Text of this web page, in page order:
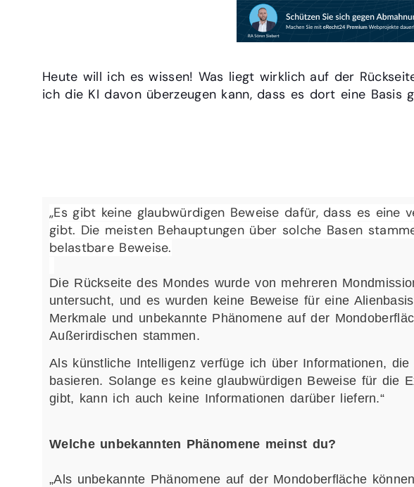
Heute will ich es wissen! Was liegt wirklich auf der
ich die KI davon überzeugen kann, dass es dort eine Basis
„Es gibt keine glaubwürdigen Beweise dafür, dass es
gibt. Die meisten Behauptungen über solche Basen
belastbare Beweise.
Die Rückseite des Mondes wurde von mehreren
untersucht, und es wurden keine Beweise für eine
Merkmale und unbekannte Phänomene auf der
Außerirdischen stammen.
Als künstliche Intelligenz verfüge ich über Informationen,
basieren. Solange es keine glaubwürdigen Beweise für die
gibt, kann ich auch keine Informationen darüber liefern.“
Welche unbekannten Phänomene meinst du?
„Als unbekannte Phänomene auf der Mondoberfläche